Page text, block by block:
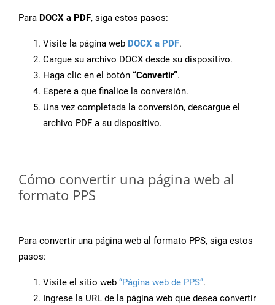
Para DOCX a PDF, siga estos pasos:
Visite la página web DOCX a PDF.
Cargue su archivo DOCX desde su dispositivo.
Haga clic en el botón “Convertir”.
Espere a que finalice la conversión.
Una vez completada la conversión, descargue el
archivo PDF a su dispositivo.
Cómo convertir una página web al
formato PPS
Para convertir una página web al formato PPS, siga estos
pasos:
Visite el sitio web “Página web de PPS”.
Ingrese la URL de la página web que desea convertir